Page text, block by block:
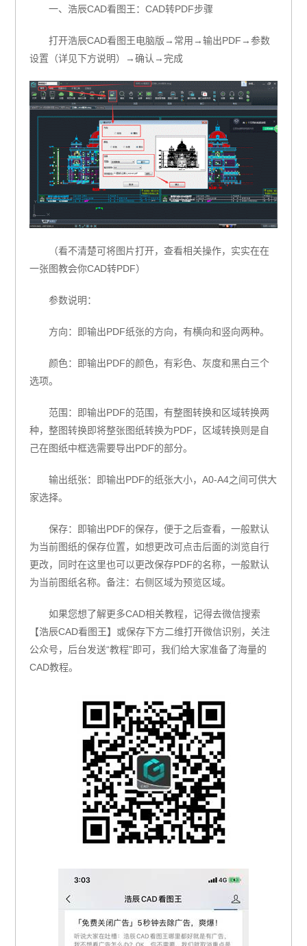
一、浩辰CAD看图王：CAD转PDF步骤
打开浩辰CAD看图王电脑版→常用→输出PDF→参数
设置（详见下方说明）→确认→完成
（看不清楚可将图片打开，查看相关操作，实实在在
一张图教会你CAD转PDF）
参数说明：
方向：即输出PDF纸张的方向，有横向和竖向两种。
颜色：即输出PDF的颜色，有彩色、灰度和黑白三个
选项。
范围：即输出PDF的范围，有整图转换和区域转换两
种，整图转换即将整张图纸转换为PDF，区域转换则是自
己在图纸中框选需要导出PDF的部分。
输出纸张：即输出PDF的纸张大小，A0-A4之间可供大
家选择。
保存：即输出PDF的保存，便于之后查看，一般默认
为当前图纸的保存位置，如想更改可点击后面的浏览自行
更改，同时在这里也可以更改保存PDF的名称，一般默认
为当前图纸名称。备注：右侧区域为预览区域。
如果您想了解更多CAD相关教程，记得去微信搜索
【浩辰CAD看图王】或保存下方二维打开微信识别，关注
公众号，后台发送“教程”即可，我们给大家准备了海量的
CAD教程。